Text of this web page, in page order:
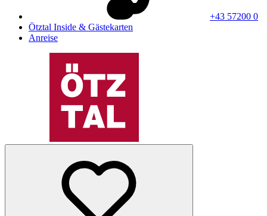
+43 57200 0
Ötztal Inside & Gästekarten
Anreise